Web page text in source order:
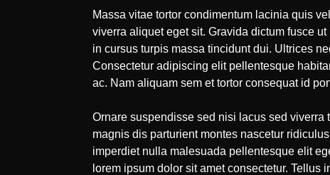
Massa vitae tortor condimentum lacinia quis
viverra aliquet eget sit. Gravida dictum fusce
in cursus turpis massa tincidunt dui. Ultrices
Consectetur adipiscing elit pellentesque
ac. Nam aliquam sem et tortor consequat id
Ornare suspendisse sed nisi lacus sed
magnis dis parturient montes nascetur
imperdiet nulla malesuada pellentesque elit
lorem ipsum dolor sit amet consectetur.